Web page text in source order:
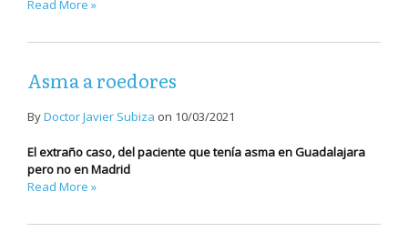
Read More »
Asma a roedores
ByDoctor Javier Subiza on 10/03/2021
El extraño caso, del paciente que tenía asma en Guadalajara
pero no en Madrid
Read More »